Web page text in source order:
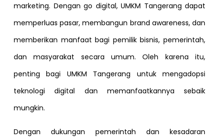
marketing. Dengan go digital, UMKM Tangerang dapat
memperluas pasar, membangun brand awareness, dan
memberikan manfaat bagi pemilik bisnis, pemerintah,
dan masyarakat secara umum. Oleh karena itu,
penting bagi UMKM Tangerang untuk mengadopsi
teknologi digital dan memanfaatkannya sebaik
mungkin.
Dengan dukungan pemerintah dan kesadaran